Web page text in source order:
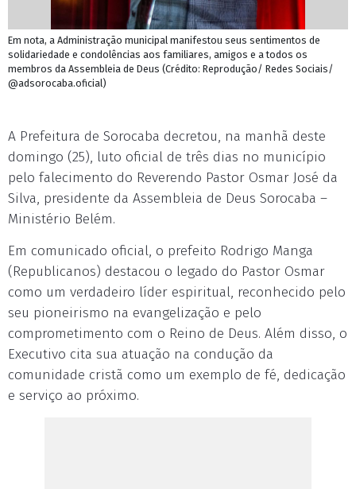
Em nota, a Administração municipal manifestou seus sentimentos de
solidariedade e condolências aos familiares, amigos e a todos os
membros da Assembleia de Deus (Crédito: Reprodução/ Redes Sociais/
@adsorocaba.oficial)
A Prefeitura de Sorocaba decretou, na manhã deste
domingo (25), luto oficial de três dias no município
pelo falecimento do Reverendo Pastor Osmar José da
Silva, presidente da Assembleia de Deus Sorocaba –
Ministério Belém.
Em comunicado oficial, o prefeito Rodrigo Manga
(Republicanos) destacou o legado do Pastor Osmar
como um verdadeiro líder espiritual, reconhecido pelo
seu pioneirismo na evangelização e pelo
comprometimento com o Reino de Deus. Além disso, o
Executivo cita sua atuação na condução da
comunidade cristã como um exemplo de fé, dedicação
e serviço ao próximo.